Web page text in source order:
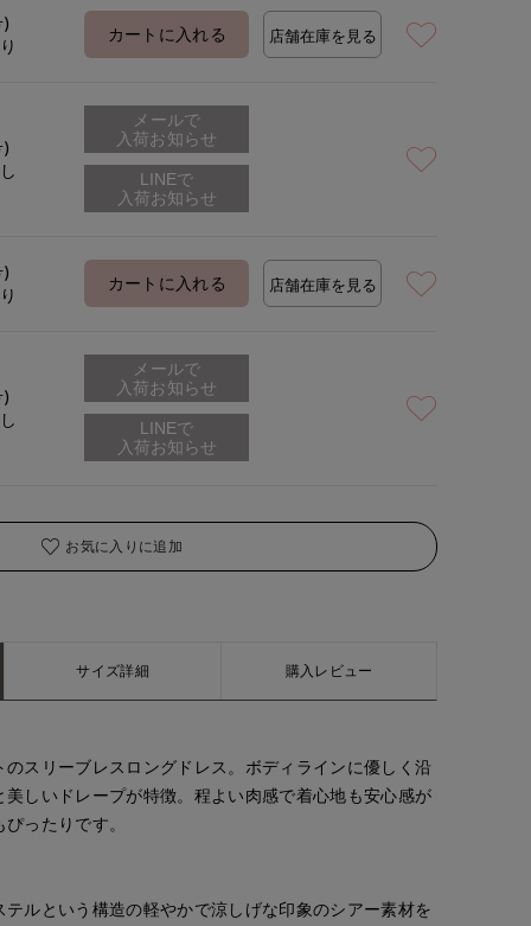
着用サイズ:09(M)
カートに入れる 店舗在庫を見る
)
メールで
入荷お知らせ
カートに入れる 店舗在庫を見る
)
メールで
入荷お知らせ
お気に入りに追加
サイズ詳細 購入レビュー
スリーブレスロングドレス。ボディラインに優しく沿
美しいドレープが特徴。程よい肉感で着心地も安心感が
ったりです。
ルという構造の軽やかで涼しげな印象のシアー素材を